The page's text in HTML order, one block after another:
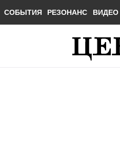
СОБЫТИЯ РЕЗОНАНС ВИДЕО